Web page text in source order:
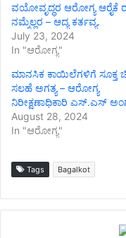
ವಯೋವೃದ್ಧರ ಆರೋಗ್ಯ ಆರೈಕೆ
ನಮ್ಮೆಲ್ಲರ – ಆದ್ಯ ಕರ್ತವ್ಯ.
July 23, 2024
In "ಆರೋಗ್ಯ"
ಮಾನಸಿಕ ಕಾಯಿಲೆಗಳಿಗೆ ಸೂಕ್ತ
ಸಲಹೆ ಅಗತ್ಯ – ಆರೋಗ್ಯ
ನಿರೀಕ್ಷಣಾಧಿಕಾರಿ ಎಸ್.ಎಸ್
August 28, 2024
In "ಆರೋಗ್ಯ"
Tags Bagalkot